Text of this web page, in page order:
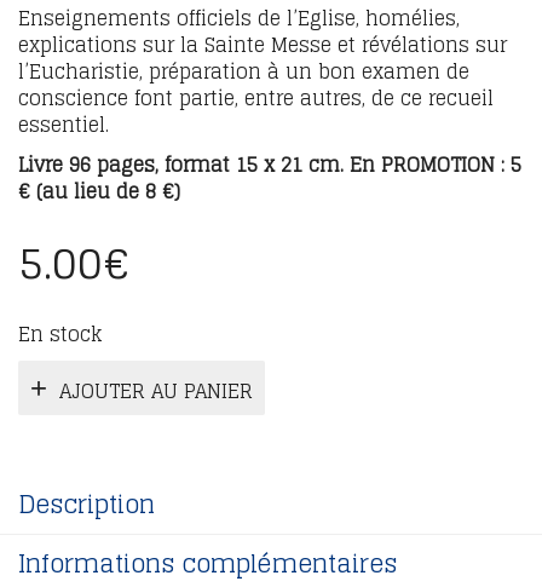
Enseignements officiels de l’Eglise, homélies,
explications sur la Sainte Messe et révélations sur
l’Eucharistie, préparation à un bon examen de
conscience font partie, entre autres, de ce recueil
essentiel.
Livre 96 pages, format 15 x 21 cm. En PROMOTION : 5
€ (au lieu de 8 €)
5.00€
En stock
AJOUTER AU PANIER
Description
Informations complémentaires